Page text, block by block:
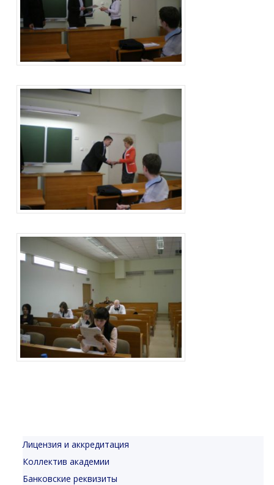
Лицензия и аккредитация
Коллектив академии
Банковские реквизиты